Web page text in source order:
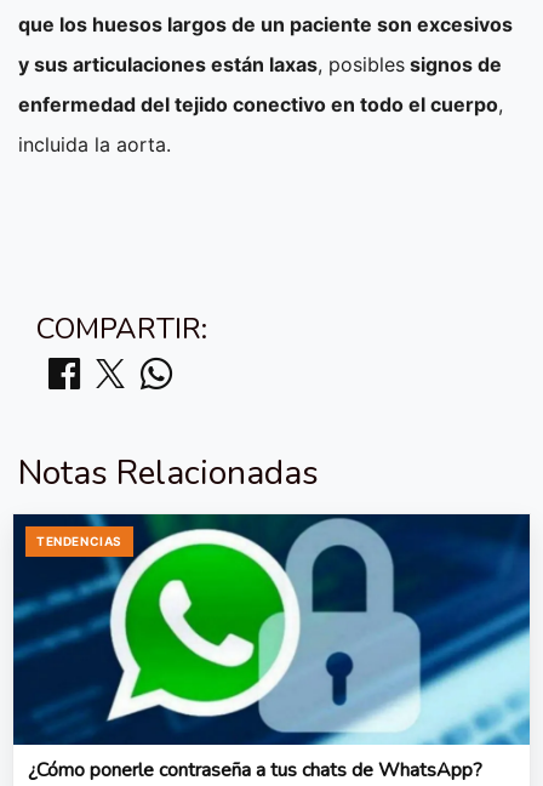
que los huesos largos de un paciente son excesivos
y sus articulaciones están laxas, posibles signos de
enfermedad del tejido conectivo en todo el cuerpo,
incluida la aorta.
COMPARTIR:
Notas Relacionadas
TENDENCIAS
¿Cómo ponerle contraseña a tus chats de WhatsApp?